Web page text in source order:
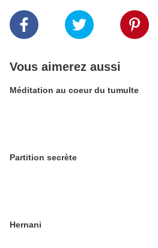
Vous aimerez aussi
Méditation au coeur du tumulte
Partition secrète
Hernani